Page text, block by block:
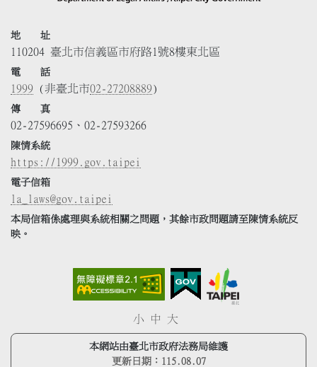
地 址
110204 臺北市信義區市府路1號8樓東北區
電 話
1999 (非臺北市02-27208889)
傳 真
02-27596695、02-27593266
陳情系統
https://1999.gov.taipei
電子信箱
la_laws@gov.taipei
本局信箱係處理與系統相關之問題，其餘市政問題請至陳情系統反
映。
小 中 大
本網站由臺北市政府法務局維護
更新日期： 115.08.07